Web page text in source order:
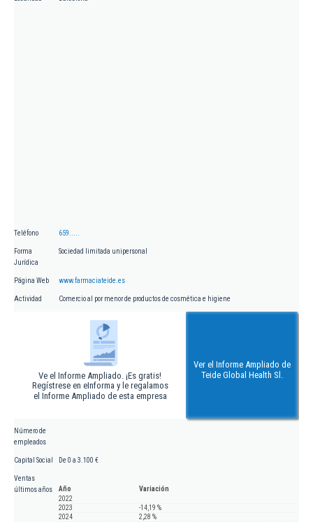
Teléfono 659.....
Forma
Jurídica
Sociedad limitada unipersonal
Página Web www.farmaciateide.es
Actividad Comercio al por menor de productos de cosmética e higiene
Ve el Informe Ampliado. ¡Es gratis!
Regístrese en eInforma y le regalamos
el Informe Ampliado de esta empresa
Ver el Informe Ampliado de
Teide Global Health Sl.
Número de
empleados
Capital Social De 0 a 3.100 €
Ventas
últimos años
Año
Variación
2022
2023
-14,19 %
2024
2,28 %